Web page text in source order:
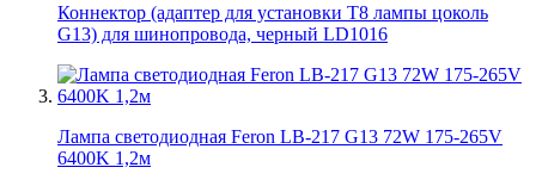
Коннектор (адаптер для установки Т8 лампы цоколь
G13) для шинопровода, черный LD1016
Лампа светодиодная Feron LB-217 G13 72W 175-265V
6400K 1,2м